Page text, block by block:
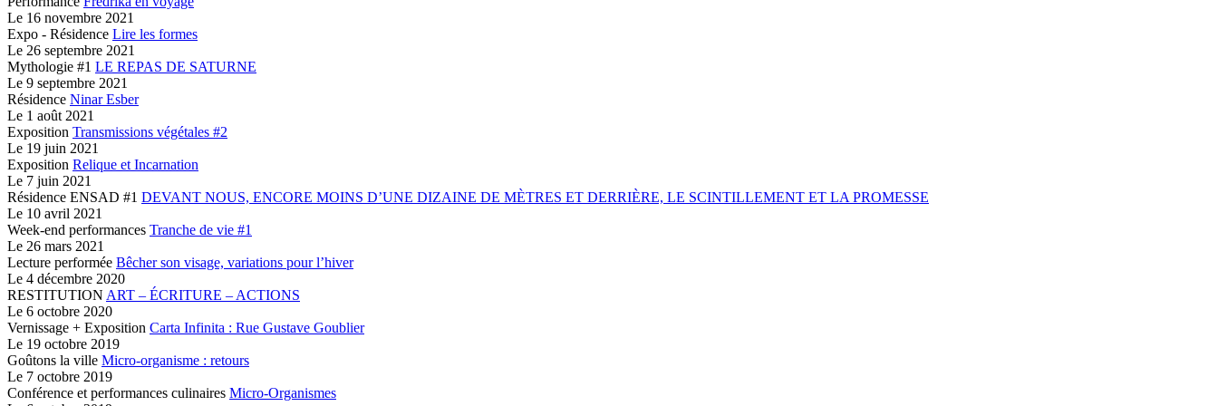
Le 16 novembre 2021
Expo - Résidence Lire les formes
Le 26 septembre 2021
Mythologie #1 LE REPAS DE SATURNE
Le 9 septembre 2021
Résidence Ninar Esber
Le 1 août 2021
Exposition Transmissions végétales #2
Le 19 juin 2021
Exposition Relique et Incarnation
Le 7 juin 2021
Résidence ENSAD #1 DEVANT NOUS, ENCORE MOINS D’UNE DIZAINE DE MÈTRES ET DERRIÈRE, LE SCINTILLEMENT ET LA PROMESSE
Le 10 avril 2021
Week-end performances Tranche de vie #1
Le 26 mars 2021
Lecture performée Bêcher son visage, variations pour l’hiver
Le 4 décembre 2020
RESTITUTION ART – ÉCRITURE – ACTIONS
Le 6 octobre 2020
Vernissage + Exposition Carta Infinita : Rue Gustave Goublier
Le 19 octobre 2019
Goûtons la ville Micro-organisme : retours
Le 7 octobre 2019
Conférence et performances culinaires Micro-Organismes